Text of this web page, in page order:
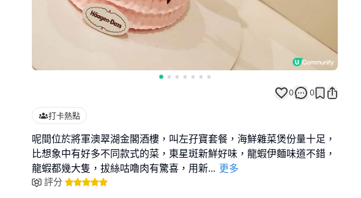
0 0
打卡熱點
呢間位於將軍澳翠湖金閣酒樓，叫左孖寶套餐，海鮮雜菜煲份量十足，
比想象中有好多不同款式的菜，東星斑新鮮好味，龍蝦伊麵味道不錯，
龍蝦都幾大隻，拔絲咕嚕肉有驚喜，用新... 更多
評分